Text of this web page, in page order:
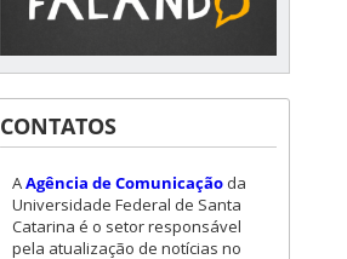
CONTATOS
AAgência de Comunicação da
Universidade Federal de Santa
Catarina é o setor responsável
pela atualização de notícias no